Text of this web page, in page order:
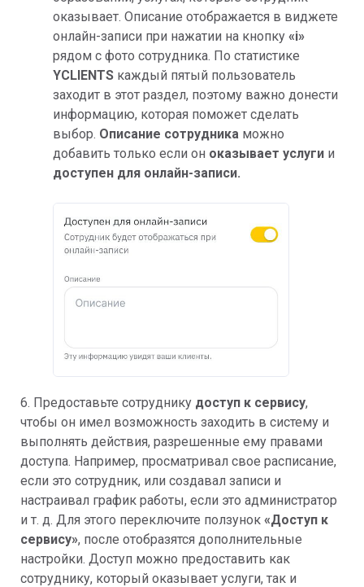
оказывает. Описание отображается в виджете
онлайн-записи при нажатии на кнопку «i»
рядом с фото сотрудника. По статистике
YCLIENTS каждый пятый пользователь
заходит в этот раздел, поэтому важно донести
информацию, которая поможет сделать
выбор. Описание сотрудника можно
добавить только если он оказывает услуги и
доступен для онлайн-записи.
6. Предоставьте сотруднику доступ к сервису,
чтобы он имел возможность заходить в систему и
выполнять действия, разрешенные ему правами
доступа. Например, просматривал свое расписание,
если это сотрудник, или создавал записи и
настраивал график работы, если это администратор
и т. д. Для этого переключите ползунок «Доступ к
сервису», после отобразятся дополнительные
настройки. Доступ можно предоставить как
сотруднику, который оказывает услуги, так и